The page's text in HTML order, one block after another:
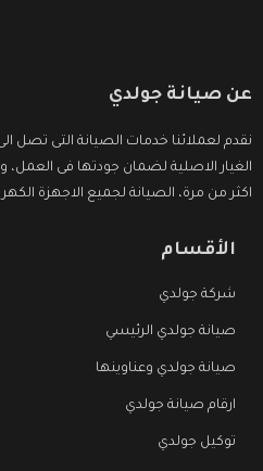
عن صيانة جولدي
نقدم لعملائنا خدمات الصيانة التى تصل
الغيار الاصلية لضمان جودتها فى
اكثر من مرة، الصيانة لجميع الاجهزة
الأقسام
شركة جولدي
صيانة جولدي الرئيسي
صيانة جولدي وعناوينها
ارقام صيانة جولدي
توكيل جولدي